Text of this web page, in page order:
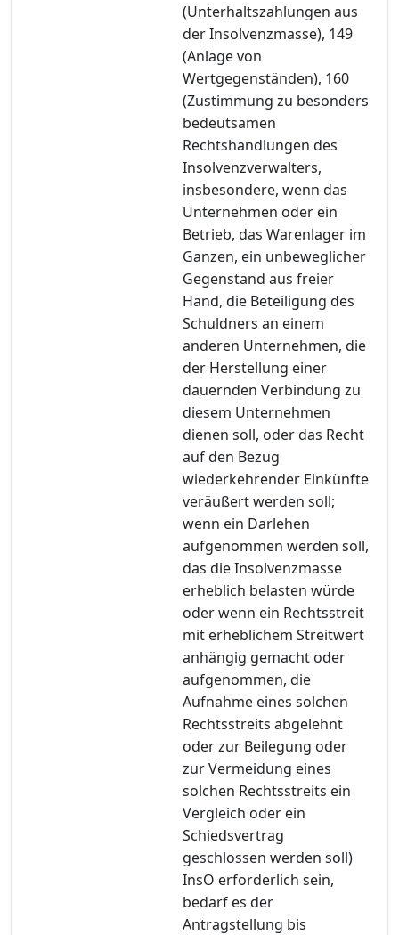
(Unterhaltszahlungen aus
der Insolvenzmasse), 149
(Anlage von
Wertgegenständen), 160
(Zustimmung zu besonders
bedeutsamen
Rechtshandlungen des
Insolvenzverwalters,
insbesondere, wenn das
Unternehmen oder ein
Betrieb, das Warenlager im
Ganzen, ein unbeweglicher
Gegenstand aus freier
Hand, die Beteiligung des
Schuldners an einem
anderen Unternehmen, die
der Herstellung einer
dauernden Verbindung zu
diesem Unternehmen
dienen soll, oder das Recht
auf den Bezug
wiederkehrender Einkünfte
veräußert werden soll;
wenn ein Darlehen
aufgenommen werden soll,
das die Insolvenzmasse
erheblich belasten würde
oder wenn ein Rechtsstreit
mit erheblichem Streitwert
anhängig gemacht oder
aufgenommen, die
Aufnahme eines solchen
Rechtsstreits abgelehnt
oder zur Beilegung oder
zur Vermeidung eines
solchen Rechtsstreits ein
Vergleich oder ein
Schiedsvertrag
geschlossen werden soll)
InsO erforderlich sein,
bedarf es der
Antragstellung bis